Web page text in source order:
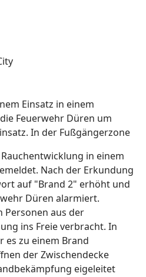
Einsatz in einem
Feuerwehr Düren um
In der Fußgängerzone
in einem
Nach der Erkundung
auf "Brand 2" erhöht und
Düren alarmiert.
Personen aus der
ins Freie verbracht. In
es zu einem Brand
der Zwischendecke
eigeleitet